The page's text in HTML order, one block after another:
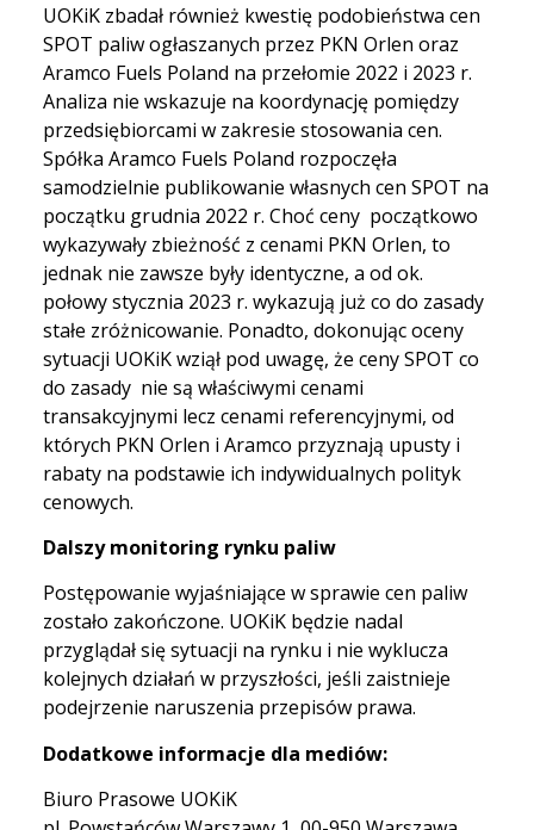
UOKiK zbadał również kwestię podobieństwa cen
SPOT paliw ogłaszanych przez PKN Orlen oraz
Aramco Fuels Poland na przełomie 2022 i 2023 r.
Analiza nie wskazuje na koordynację pomiędzy
przedsiębiorcami w zakresie stosowania cen.
Spółka Aramco Fuels Poland rozpoczęła
samodzielnie publikowanie własnych cen SPOT na
początku grudnia 2022 r. Choć ceny początkowo
wykazywały zbieżność z cenami PKN Orlen, to
jednak nie zawsze były identyczne, a od ok.
połowy stycznia 2023 r. wykazują już co do zasady
stałe zróżnicowanie. Ponadto, dokonując oceny
sytuacji UOKiK wziął pod uwagę, że ceny SPOT co
do zasady nie są właściwymi cenami
transakcyjnymi lecz cenami referencyjnymi, od
których PKN Orlen i Aramco przyznają upusty i
rabaty na podstawie ich indywidualnych polityk
cenowych.
Dalszy monitoring rynku paliw
Postępowanie wyjaśniające w sprawie cen paliw
zostało zakończone. UOKiK będzie nadal
przyglądał się sytuacji na rynku i nie wyklucza
kolejnych działań w przyszłości, jeśli zaistnieje
podejrzenie naruszenia przepisów prawa.
Dodatkowe informacje dla mediów:
Biuro Prasowe UOKiK